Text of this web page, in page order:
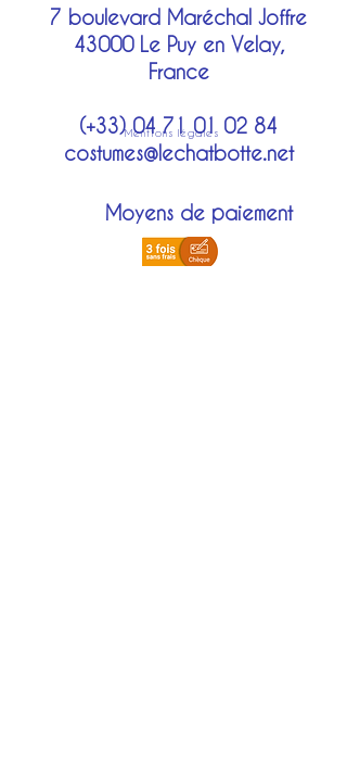
Mentions légales
7 boulevard Maréchal Joffre
43000 Le Puy en Velay,
France
(+33)04 71 01 02 84
costumes@lechatbotte.net
Moyens de paiement